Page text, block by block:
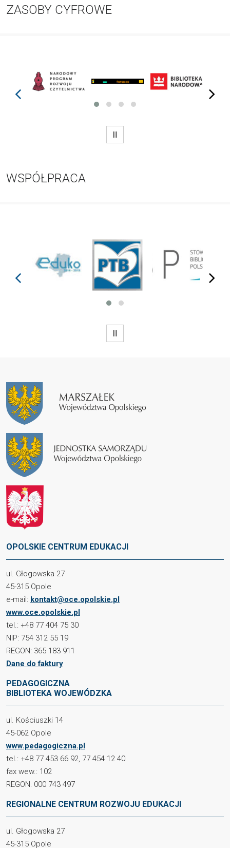
ZASOBY CYFROWE
prev next
WSTRZYMAJ
WSPÓŁPRACA
prev next
WSTRZYMAJ
OPOLSKIE CENTRUM EDUKACJI
ul. Głogowska 27
45-315 Opole
e-mail: kontakt@oce.opolskie.pl
www.oce.opolskie.pl
tel.: +48 77 404 75 30
NIP: 754 312 55 19
REGON: 365 183 911
Dane do faktury
PEDAGOGICZNA
BIBLIOTEKA WOJEWÓDZKA
ul. Kościuszki 14
45-062 Opole
www.pedagogiczna.pl
tel.: +48 77 453 66 92, 77 454 12 40
fax wew.: 102
REGON: 000 743 497
REGIONALNE CENTRUM ROZWOJU EDUKACJI
ul. Głogowska 27
45-315 Opole